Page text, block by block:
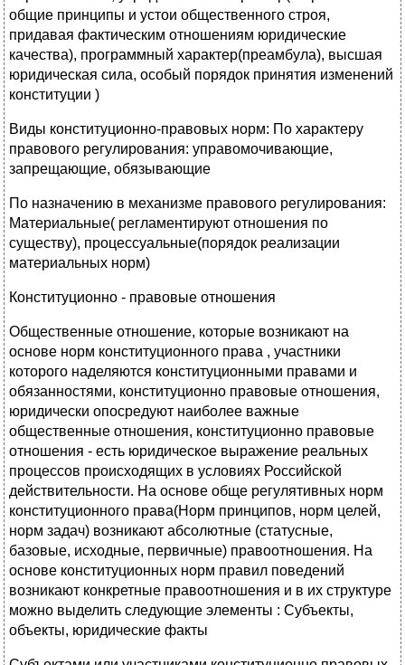
общие принципы и устои общественного строя,
придавая фактическим отношениям юридические
качества), программный характер(преамбула), высшая
юридическая сила, особый порядок принятия изменений
конституции )
Виды конституционно-правовых норм: По характеру
правового регулирования: управомочивающие,
запрещающие, обязывающие
По назначению в механизме правового регулирования:
Материальные( регламентируют отношения по
существу), процессуальные(порядок реализации
материальных норм)
Конституционно - правовые отношения
Общественные отношение, которые возникают на
основе норм конституционного права , участники
которого наделяются конституционными правами и
обязанностями, конституционно правовые отношения,
юридически опосредуют наиболее важные
общественные отношения, конституционно правовые
отношения - есть юридическое выражение реальных
процессов происходящих в условиях Российской
действительности. На основе обще регулятивных норм
конституционного права(Норм принципов, норм целей,
норм задач) возникают абсолютные (статусные,
базовые, исходные, первичные) правоотношения. На
основе конституционных норм правил поведений
возникают конкретные правоотношения и в их структуре
можно выделить следующие элементы : Субъекты,
объекты, юридические факты